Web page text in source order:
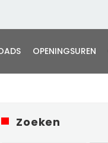
OPENINGSUREN
Zoeken